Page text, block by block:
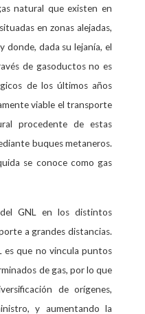
natural que existen en
en zonas alejadas,
donde, dada su lejanía, el
de gasoductos no es
de los últimos años
viable el transporte
procedente de estas
buques metaneros.
se conoce como gas
GNL en los distintos
a grandes distancias.
es que no vincula puntos
de gas, por lo que
de orígenes,
y aumentando la